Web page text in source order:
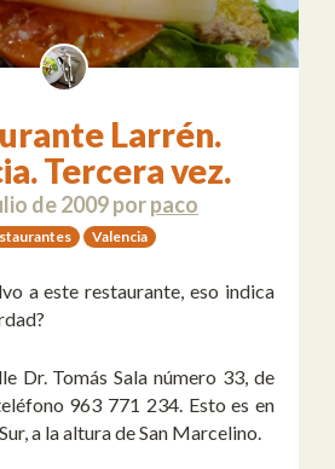
Larrén.
Tercera vez.
de 2009porpaco
Valencia
a este restaurante, eso indica
Dr. Tomás Sala número 33, de
963 771 234. Esto es en
a la altura de San Marcelino.